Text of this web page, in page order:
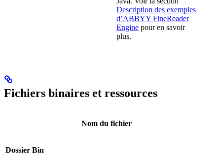
Description des exemples
d’ABBYY FineReader
Engine pour en savoir
plus.
Fichiers binaires et ressources
Nom du fichier
Dossier Bin